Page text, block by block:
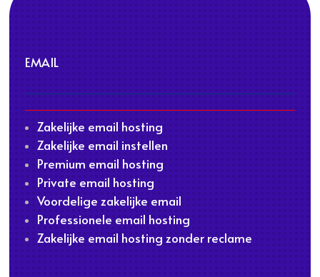
EMAIL
Zakelijke email hosting
Zakelijke email instellen
Premium email hosting
Private email hosting
Voordelige zakelijke email
Professionele email hosting
Zakelijke email hosting zonder reclame